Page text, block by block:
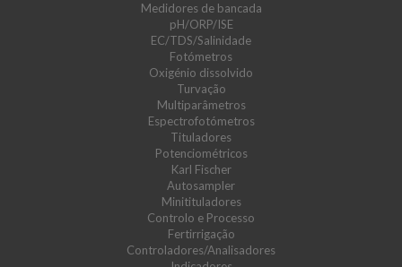
Medidores de bancada
pH/ORP/ISE
EC/TDS/Salinidade
Fotómetros
Oxigénio dissolvido
Turvação
Multiparâmetros
Espectrofotómetros
Tituladores
Potenciométricos
Karl Fischer
Autosampler
Minitituladores
Controlo e Processo
Fertirrigação
Controladores/Analisadores